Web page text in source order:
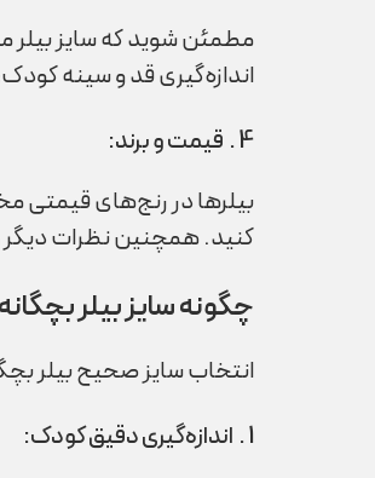
مطمئن شوید که سایز بیلر
اندازه‌گیری قد و سینه
4 . قیمت و برند:
بیلرها در رنج‌های قیمتی
کنید. همچنین نظرات دیگر
چگونه سایز بیلر
انتخاب سایز صحیح بیلر
1 . اندازه‌گیری دقیق کودک: